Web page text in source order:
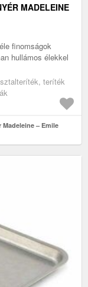
MADELEINE
finomságok
hullámos élekkel
teríték
– Emile